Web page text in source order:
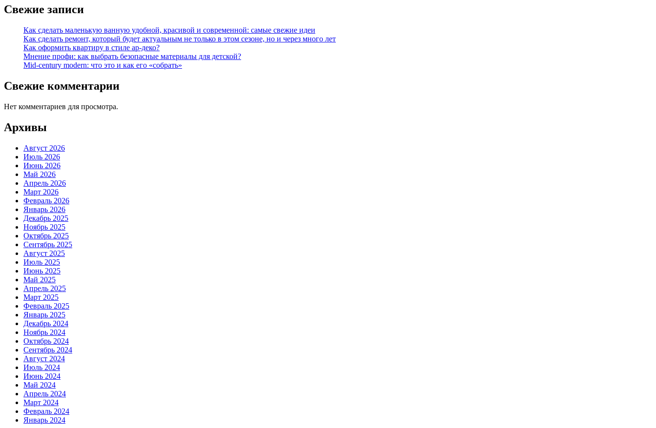
Свежие записи
Как сделать маленькую ванную удобной, красивой и современной: самые свежие идеи
Как сделать ремонт, который будет актуальным не только в этом сезоне, но и через много лет
Как оформить квартиру в стиле ар-деко?
Мнение профи: как выбрать безопасные материалы для детской?
Mid-century modern: что это и как его «собрать»
Свежие комментарии
Нет комментариев для просмотра.
Архивы
Август 2026
Июль 2026
Июнь 2026
Май 2026
Апрель 2026
Март 2026
Февраль 2026
Январь 2026
Декабрь 2025
Ноябрь 2025
Октябрь 2025
Сентябрь 2025
Август 2025
Июль 2025
Июнь 2025
Май 2025
Апрель 2025
Март 2025
Февраль 2025
Январь 2025
Декабрь 2024
Ноябрь 2024
Октябрь 2024
Сентябрь 2024
Август 2024
Июль 2024
Июнь 2024
Май 2024
Апрель 2024
Март 2024
Февраль 2024
Январь 2024